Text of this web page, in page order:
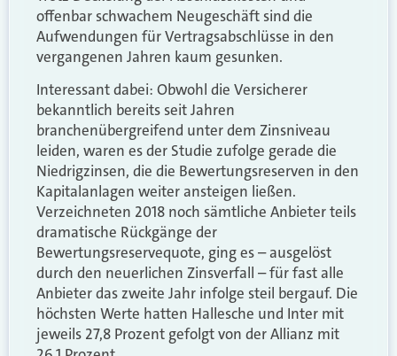
offenbar schwachem Neugeschäft sind die
Aufwendungen für Vertragsabschlüsse in den
vergangenen Jahren kaum gesunken.
Interessant dabei: Obwohl die Versicherer
bekanntlich bereits seit Jahren
branchenübergreifend unter dem Zinsniveau
leiden, waren es der Studie zufolge gerade die
Niedrigzinsen, die die Bewertungsreserven in den
Kapitalanlagen weiter ansteigen ließen.
Verzeichneten 2018 noch sämtliche Anbieter teils
dramatische Rückgänge der
Bewertungsreservequote, ging es – ausgelöst
durch den neuerlichen Zinsverfall – für fast alle
Anbieter das zweite Jahr infolge steil bergauf. Die
höchsten Werte hatten Hallesche und Inter mit
jeweils 27,8 Prozent gefolgt von der Allianz mit